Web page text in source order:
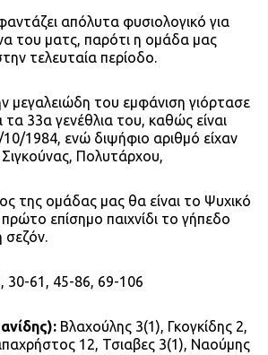
απόλυτα φυσιολογικό για
του ματς, παρότι η ομάδα μας
τελευταία περίοδο.
μεγαλειώδη του εμφάνιση γιόρτασε
τα 33α γενέθλια του, καθώς είναι
10/1984, ενώ διψήφιο αριθμό είχαν
Πολυτάρχου,
της ομάδας μας θα είναι το Ψυχικό
επίσημο παιχνίδι το γήπεδο
σεζόν.
30-61, 45-86, 69-106
Βλαχούλης 3(1), Γκογκίδης 2,
12, Τσιαβες 3(1), Ναούμης